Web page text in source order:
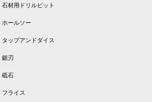
石材用ドリルビット
ホールソー
タップアンドダイス
鋸刃
砥石
フライス